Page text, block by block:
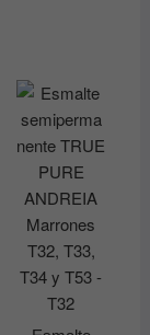
elegir
en
la
página
de
producto